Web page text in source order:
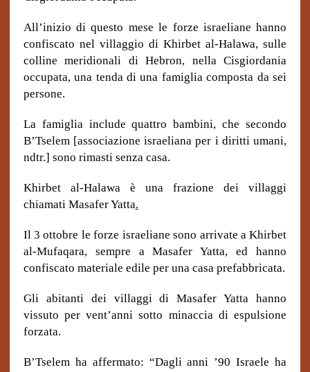
All’inizio di questo mese le forze israeliane hanno
confiscato nel villaggio di Khirbet al-Halawa, sulle
colline meridionali di Hebron, nella Cisgiordania
occupata, una tenda di una famiglia composta da sei
persone.
La famiglia include quattro bambini, che secondo
B’Tselem [associazione israeliana per i diritti umani,
ndtr.] sono rimasti senza casa.
Khirbet al-Halawa è una frazione dei villaggi
chiamati Masafer Yatta.
Il 3 ottobre le forze israeliane sono arrivate a Khirbet
al-Mufaqara, sempre a Masafer Yatta, ed hanno
confiscato materiale edile per una casa prefabbricata.
Gli abitanti dei villaggi di Masafer Yatta hanno
vissuto per vent’anni sotto minaccia di espulsione
forzata.
B’Tselem ha affermato: “Dagli anni ’90 Israele ha